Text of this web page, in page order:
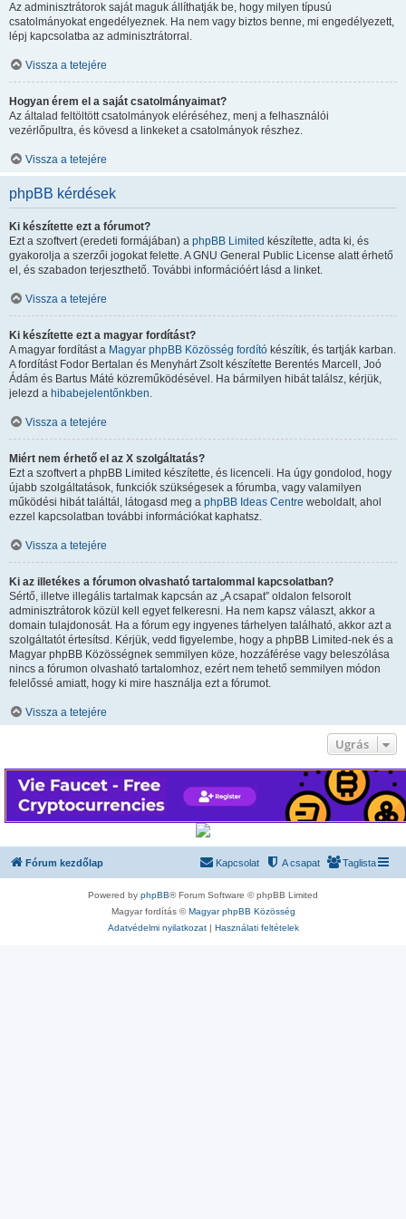
Az adminisztrátorok saját maguk állíthatják be, hogy milyen típusú
csatolmányokat engedélyeznek. Ha nem vagy biztos benne, mi engedélyezett,
lépj kapcsolatba az adminisztrátorral.
Vissza a tetejére
Hogyan érem el a saját csatolmányaimat?
Az általad feltöltött csatolmányok eléréséhez, menj a felhasználói
vezérlőpultra, és kövesd a linkeket a csatolmányok részhez.
Vissza a tetejére
phpBB kérdések
Ki készítette ezt a fórumot?
Ezt a szoftvert (eredeti formájában) a phpBB Limited készítette, adta ki, és
gyakorolja a szerzői jogokat felette. A GNU General Public License alatt érhető
el, és szabadon terjeszthető. További információért lásd a linket.
Vissza a tetejére
Ki készítette ezt a magyar fordítást?
A magyar fordítást a Magyar phpBB Közösség fordító készítik, és tartják karban.
A fordítást Fodor Bertalan és Menyhárt Zsolt készítette Berentés Marcell, Joó
Ádám és Bartus Máté közreműködésével. Ha bármilyen hibát találsz, kérjük,
jelezd a hibabejelentőnkben.
Vissza a tetejére
Miért nem érhető el az X szolgáltatás?
Ezt a szoftvert a phpBB Limited készítette, és licenceli. Ha úgy gondolod, hogy
újabb szolgáltatások, funkciók szükségesek a fórumba, vagy valamilyen
működési hibát találtál, látogasd meg a phpBB Ideas Centre weboldalt, ahol
ezzel kapcsolatban további információkat kaphatsz.
Vissza a tetejére
Ki az illetékes a fórumon olvasható tartalommal kapcsolatban?
Sértő, illetve illegális tartalmak kapcsán az „A csapat” oldalon felsorolt
adminisztrátorok közül kell egyet felkeresni. Ha nem kapsz választ, akkor a
domain tulajdonosát. Ha a fórum egy ingyenes tárhelyen található, akkor azt a
szolgáltatót értesítsd. Kérjük, vedd figyelembe, hogy a phpBB Limited-nek és a
Magyar phpBB Közösségnek semmilyen köze, hozzáférése vagy beleszólása
nincs a fórumon olvasható tartalomhoz, ezért nem tehető semmilyen módon
felelőssé amiatt, hogy ki mire használja ezt a fórumot.
Vissza a tetejére
Ugrás
Fórum kezdőlap Taglista
A csapat
Kapcsolat
Powered by phpBB® Forum Software © phpBB Limited
Magyar fordítás ©Magyar phpBB Közösség
Adatvédelmi nyilatkozat| Használati feltételek